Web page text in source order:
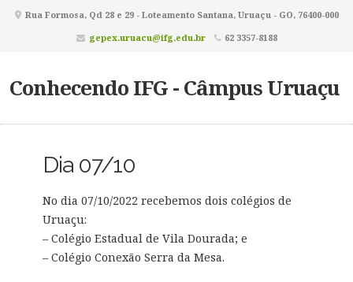
Rua Formosa, Qd 28 e 29 - Loteamento Santana, Uruaçu - GO, 76400-000
gepex.uruacu@ifg.edu.br
62 3357-8188
Conhecendo IFG - Câmpus Uruaçu
Dia 07/10
No dia 07/10/2022 recebemos dois colégios de
Uruaçu:
– Colégio Estadual de Vila Dourada; e
– Colégio Conexão Serra da Mesa.